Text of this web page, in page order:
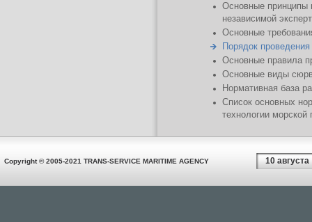
Основные принципы
независимой
Основные
Порядок
Основные правила
Основные виды
Нормативная база
Список основных
технологии морской
Copyright © 2005-2021 TRANS-SERVICE MARITIME AGENCY 10 августа